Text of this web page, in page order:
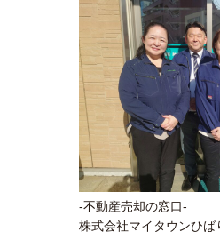
-不動産売却の窓口-
株式会社マイタウンひば